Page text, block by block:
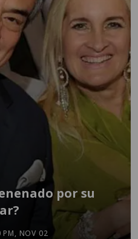
por su
PM, NOV 02